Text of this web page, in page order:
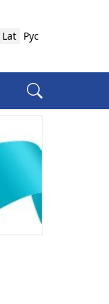
Lat Рус